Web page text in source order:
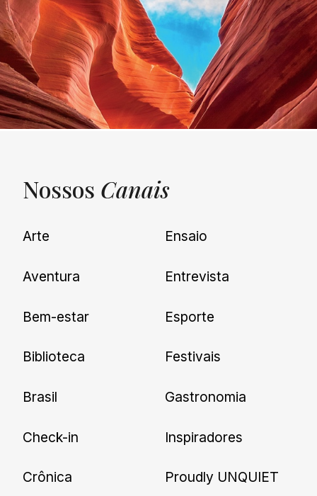
UNQUIET
Newsletter
nossas novidades.
Nossos Canais
Arte
Aventura
Bem-estar
Biblioteca
Brasil
Check-in
Crônica
Ensaio
Entrevista
Esporte
Festivais
Gastronomia
Inspiradores
Proudly UNQUIET